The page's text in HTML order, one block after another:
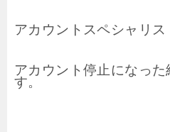
アカウントスペシャリス
アカウント停止になっ
す。